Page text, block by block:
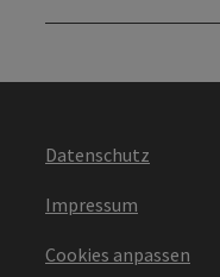
Datenschutz
Impressum
Cookies anpassen